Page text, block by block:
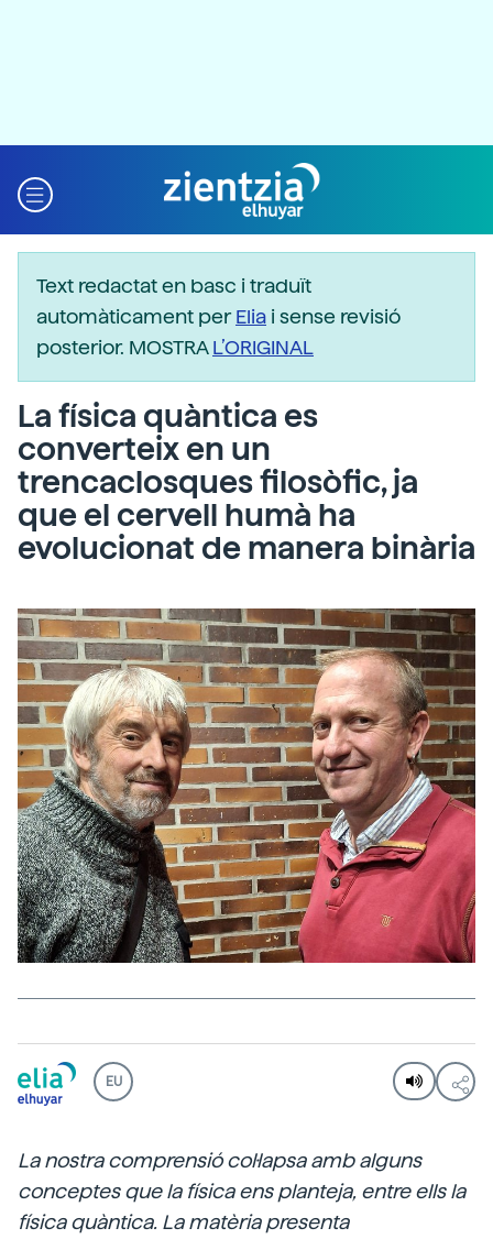
Text redactat en basc i traduït
automàticament perElia i sense revisió
posterior. MOSTRAL’ORIGINAL
La física quàntica es
converteix en un
trencaclosques filosòfic, ja
que el cervell humà ha
evolucionat de manera binària
EU
La nostra comprensió col·lapsa amb alguns
conceptes que la física ens planteja, entre ells la
física quàntica. La matèria presenta